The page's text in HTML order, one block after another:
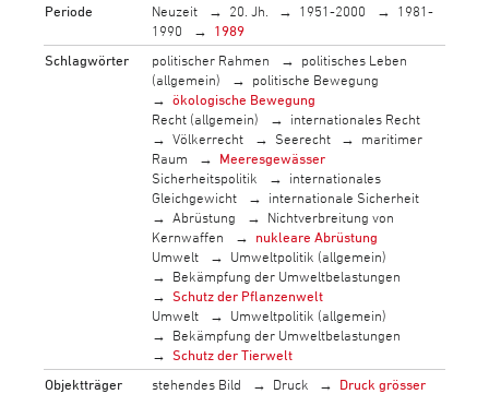
Periode
Neuzeit 20. Jh. 1951-2000
1981-
1990
1989
Schlagwörter
politischer Rahmen
politisches Leben
(allgemein)
politische Bewegung
ökologische Bewegung
Recht (allgemein)
internationales Recht
Völkerrecht
Seerecht
maritimer
Raum
Meeresgewässer
Sicherheitspolitik
internationales
Gleichgewicht
internationale Sicherheit
Abrüstung
Nichtverbreitung von
Kernwaffen
nukleare Abrüstung
Umwelt
Umweltpolitik (allgemein)
Bekämpfung der Umweltbelastungen
Schutz der Pflanzenwelt
Umwelt
Umweltpolitik (allgemein)
Bekämpfung der Umweltbelastungen
Schutz der Tierwelt
Objektträger
stehendes Bild Druck Druck grösser